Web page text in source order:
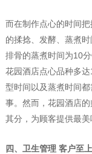
而在制作点心的时间
的揉捻、发酵、蒸煮
排骨的蒸煮时间为10
花园酒店点心品种多
型时间以及蒸煮时间
事。然而，花园酒店
其分，为顾客提供最美
四、卫生管理 客户至上